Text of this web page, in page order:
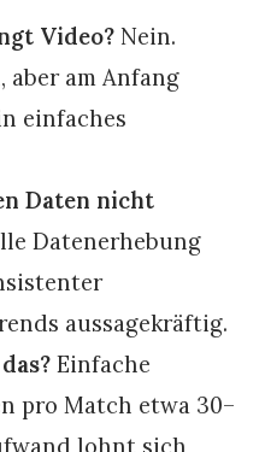
Video? Nein.
am Anfang
einfaches
Daten nicht
Datenerhebung
aussagekräftig.
Einfache
pro Match etwa 30–
lohnt sich